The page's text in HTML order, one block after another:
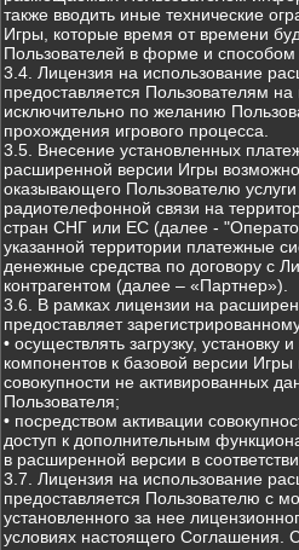
также вводить иные технические
Игры, которые время от времени
Пользователей в форме и способом
3.4. Лицензия на использование
предоставляется Пользователям
исключительно по желанию
прохождения игрового процесса.
3.5. Внесение установленных
расширенной версии Игры возможно
оказывающего Пользователю
радиотелефонной связи на
стран СНГ или ЕС (далее -
указанной территории платежные
денежные средства по договору с
контрагентом (далее – «Партнер»).
3.6. В рамках лицензии на
предоставляет
• осуществлять загрузку, установку
компонентов к базовой версии
совокупности не активированных
Пользователя;
• посредством активации
доступ к дополнительным
в расширенной версии в
3.7. Лицензия на использование
предоставляется Пользователю с
установленного за нее
условиях настоящего Соглашения.